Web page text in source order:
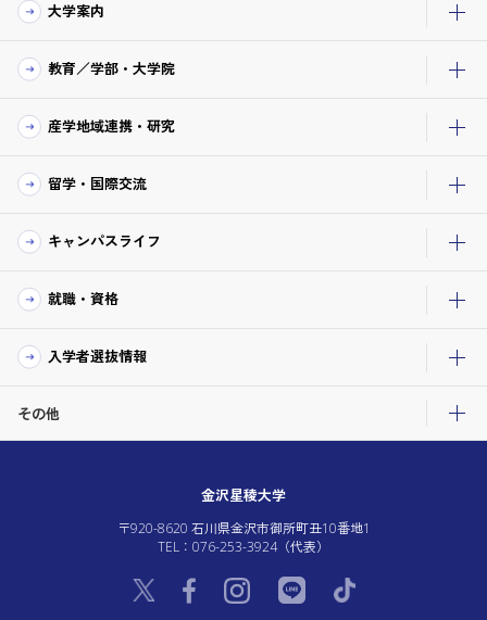
大学案内
教育／学部・大学院
産学地域連携・研究
留学・国際交流
キャンパスライフ
就職・資格
入学者選抜情報
その他
金沢星稜大学
〒920-8620 石川県金沢市御所町丑10番地1
TEL：076-253-3924（代表）